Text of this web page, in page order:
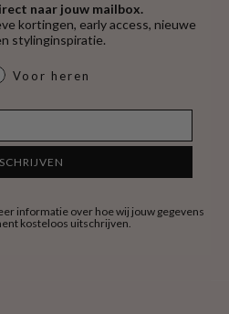
naar jouw mailbox.
kortingen, early access, nieuwe
stylinginspiratie.
Voor heren
informatie over hoe wij jouw gegevens
kosteloos uitschrijven.